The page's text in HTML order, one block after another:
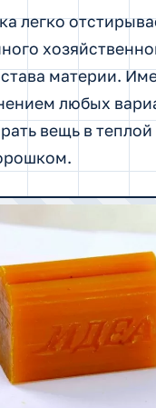
легко
материи.
любых
вещь в теплой